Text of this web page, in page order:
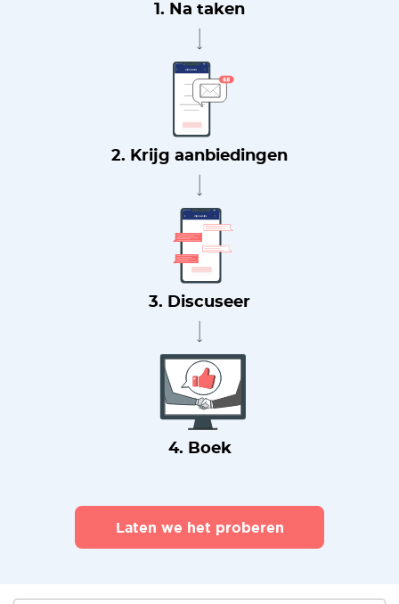
1. Na taken
2. Krijg aanbiedingen
3. Discuseer
4. Boek
Laten we het proberen